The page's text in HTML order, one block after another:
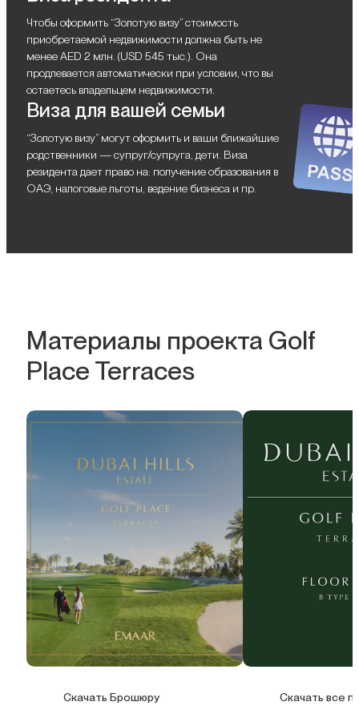
Чтобы оформить “Золотую визу” стоимость
приобретаемой недвижимости должна быть не
менее AED 2 млн. (USD 545 тыс.). Она
продлевается автоматически при условии, что вы
остаетесь владельцем недвижимости.
Виза для вашей семьи
“Золотую визу” могут оформить и ваши ближайшие
родственники — супруг/супруга, дети. Виза
резидента дает право на: получение образования в
ОАЭ, налоговые льготы, ведение бизнеса и пр.
Материалы проекта Golf
Place Terraces
Скачать Брошюру Скачать все